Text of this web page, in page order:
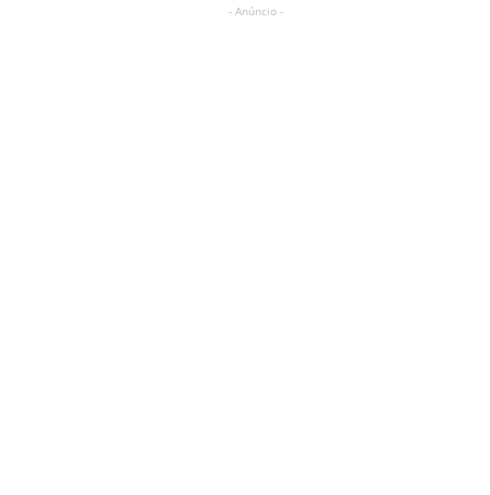
- Anúncio -